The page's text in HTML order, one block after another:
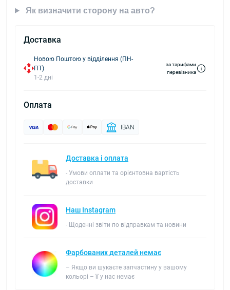
Як визначити сторону на авто?
Доставка
Новою Поштою у відділення (ПН-
ПТ)
1-2 дні
за тарифами
перевізника
Оплата
IBAN
Доставка і оплата
- Умови оплати та орієнтовна вартість
доставки
Наш Instagram
- Щоденні звіти по відправкам та новини
Фарбованих деталей немає
– Якщо ви шукаєте запчастину у вашому
кольорі – її у нас немає